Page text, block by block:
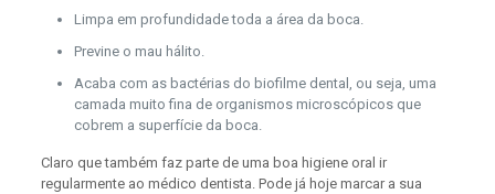
Limpa em profundidade toda a área da boca.
Previne o mau hálito.
Acaba com as bactérias do biofilme dental, ou seja, uma
camada muito fina de organismos microscópicos que
cobrem a superfície da boca.
Claro que também faz parte de uma boa higiene oral ir
regularmente ao médico dentista. Pode já hoje marcar a sua